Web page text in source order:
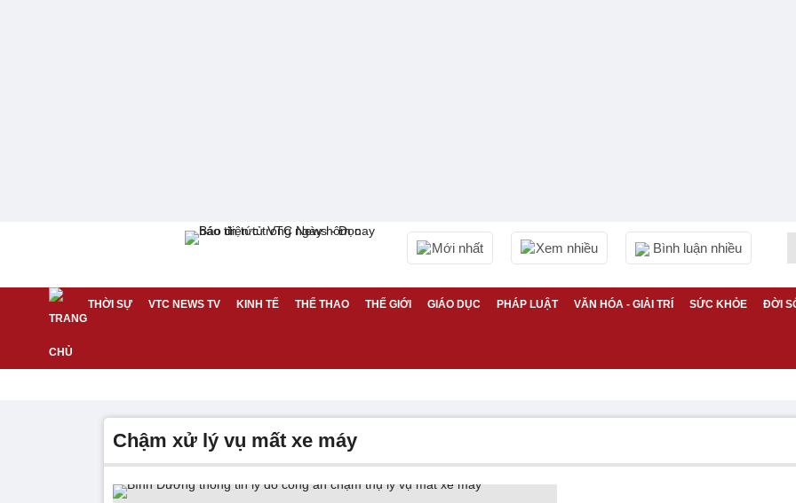
Mới nhất Xem nhiều Bình luận nhiều
THỜI SỰ VTC NEWS TV KINH TẾ THỂ THAO THẾ GIỚI GIÁO DỤC PHÁP LUẬT VĂN HÓA - GIẢI TRÍ SỨC KHỎE ĐỜI
chậm xử lý vụ mất xe máy